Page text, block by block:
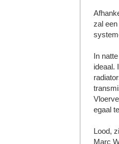
zal
In
ideaal.
egaal
Lood,
Marc